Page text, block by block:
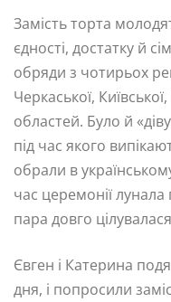
Замість торта
єдності, достатку й
обряди з чотирьох
Черкаської,
областей. Було й
під час якого
обрали в
час церемонії
пара довго
Євген і Катерина
дня, і попросили